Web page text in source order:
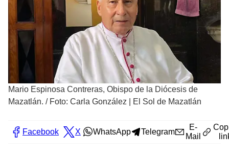
Mario Espinosa Contreras, Obispo de la Diócesis de
Mazatlán. / Foto: Carla González | El Sol de Mazatlán
Facebook X WhatsApp Telegram
E-
Mail